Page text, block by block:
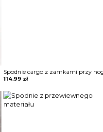
114.99 zł